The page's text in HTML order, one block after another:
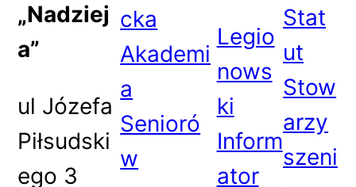
„Nadziej
a”
ul Józefa
Piłsudski
ego 3
cka
Akademi
a
Senioró
w
Legio
nows
ki
Inform
ator
Stat
ut
Stow
arzy
szeni